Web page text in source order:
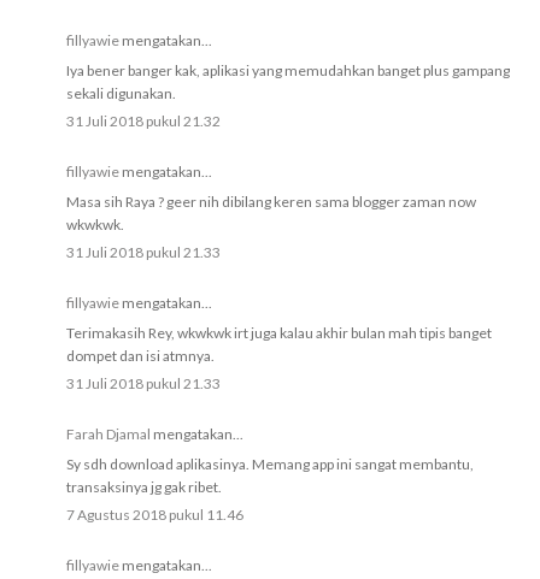
fillyawie mengatakan...
Iya bener banger kak, aplikasi yang memudahkan banget plus gampang
sekali digunakan.
31 Juli 2018 pukul 21.32
fillyawie mengatakan...
Masa sih Raya ? geer nih dibilang keren sama blogger zaman now
wkwkwk.
31 Juli 2018 pukul 21.33
fillyawie mengatakan...
Terimakasih Rey, wkwkwk irt juga kalau akhir bulan mah tipis banget
dompet dan isi atmnya.
31 Juli 2018 pukul 21.33
Farah Djamal mengatakan...
Sy sdh download aplikasinya. Memang app ini sangat membantu,
transaksinya jg gak ribet.
7 Agustus 2018 pukul 11.46
fillyawie mengatakan...